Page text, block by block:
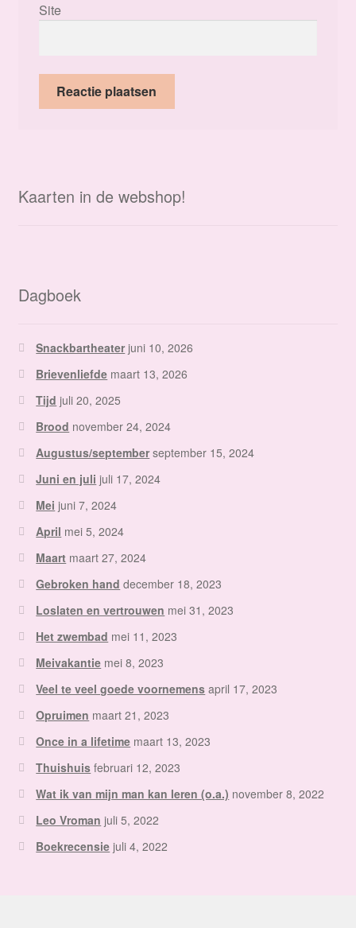
Site
Kaarten in de webshop!
Dagboek
Snackbartheater juni 10, 2026
Brievenliefde maart 13, 2026
Tijd juli 20, 2025
Brood november 24, 2024
Augustus/september september 15, 2024
Juni en juli juli 17, 2024
Mei juni 7, 2024
April mei 5, 2024
Maart maart 27, 2024
Gebroken hand december 18, 2023
Loslaten en vertrouwen mei 31, 2023
Het zwembad mei 11, 2023
Meivakantie mei 8, 2023
Veel te veel goede voornemens april 17, 2023
Opruimen maart 21, 2023
Once in a lifetime maart 13, 2023
Thuishuis februari 12, 2023
Wat ik van mijn man kan leren (o.a.) november 8, 2022
Leo Vroman juli 5, 2022
Boekrecensie juli 4, 2022